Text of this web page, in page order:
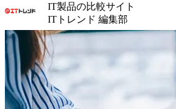
IT製品の比較サイト
ITトレンド 編集部